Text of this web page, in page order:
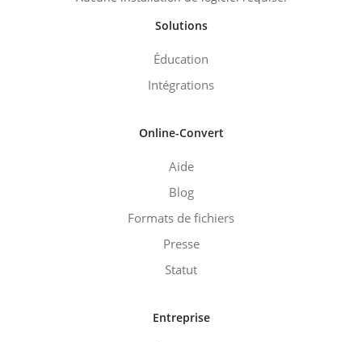
Solutions
Éducation
Intégrations
Online-Convert
Aide
Blog
Formats de fichiers
Presse
Statut
Entreprise